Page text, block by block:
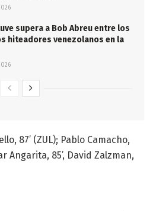
supera a Bob Abreu entre los
hiteadores venezolanos en la
87’ (ZUL); Pablo Camacho,
Angarita, 85’, David Zalzman,